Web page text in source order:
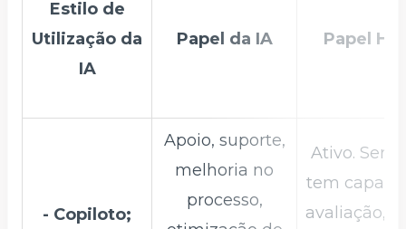
Estilo de
Utilização da
IA
Papel da IA Papel
- Copiloto;
Apoio, suporte,
melhoria no
processo,
Ativo. Ser
tem
avaliação,